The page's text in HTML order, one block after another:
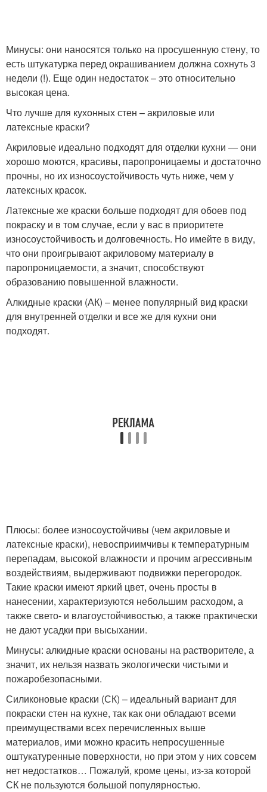
Минусы: они наносятся только на просушенную стену, то
есть штукатурка перед окрашиванием должна сохнуть 3
недели (!). Еще один недостаток – это относительно
высокая цена.
Что лучше для кухонных стен – акриловые или
латексные краски?
Акриловые идеально подходят для отделки кухни — они
хорошо моются, красивы, паропроницаемы и достаточно
прочны, но их износоустойчивость чуть ниже, чем у
латексных красок.
Латексные же краски больше подходят для обоев под
покраску и в том случае, если у вас в приоритете
износоустойчивость и долговечность. Но имейте в виду,
что они проигрывают акриловому материалу в
паропроницаемости, а значит, способствуют
образованию повышенной влажности.
Алкидные краски (АК) – менее популярный вид краски
для внутренней отделки и все же для кухни они
подходят.
Плюсы: более износоустойчивы (чем акриловые и
латексные краски), невосприимчивы к температурным
перепадам, высокой влажности и прочим агрессивным
воздействиям, выдерживают подвижки перегородок.
Такие краски имеют яркий цвет, очень просты в
нанесении, характеризуются небольшим расходом, а
также свето- и влагоустойчивостью, а также практически
не дают усадки при высыхании.
Минусы: алкидные краски основаны на растворителе, а
значит, их нельзя назвать экологически чистыми и
пожаробезопасными.
Силиконовые краски (СК) – идеальный вариант для
покраски стен на кухне, так как они обладают всеми
преимуществами всех перечисленных выше
материалов, ими можно красить непросушенные
оштукатуренные поверхности, но при этом у них совсем
нет недостатков… Пожалуй, кроме цены, из-за которой
СК не пользуются большой популярностью.